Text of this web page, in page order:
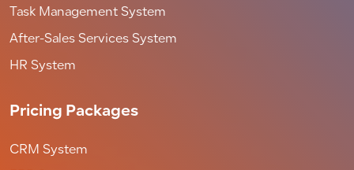
Task Management System
After-Sales Services System
HR System
Pricing Packages
CRM System